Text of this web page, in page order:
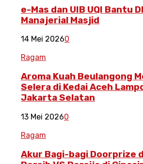
e-Mas dan UIB UQI Bantu
Manajerial Masjid
14 Mei 20260
Ragam
Aroma Kuah Beulangong
Selera di Kedai Aceh
Jakarta Selatan
13 Mei 20260
Ragam
Akur Bagi-bagi Doorprize